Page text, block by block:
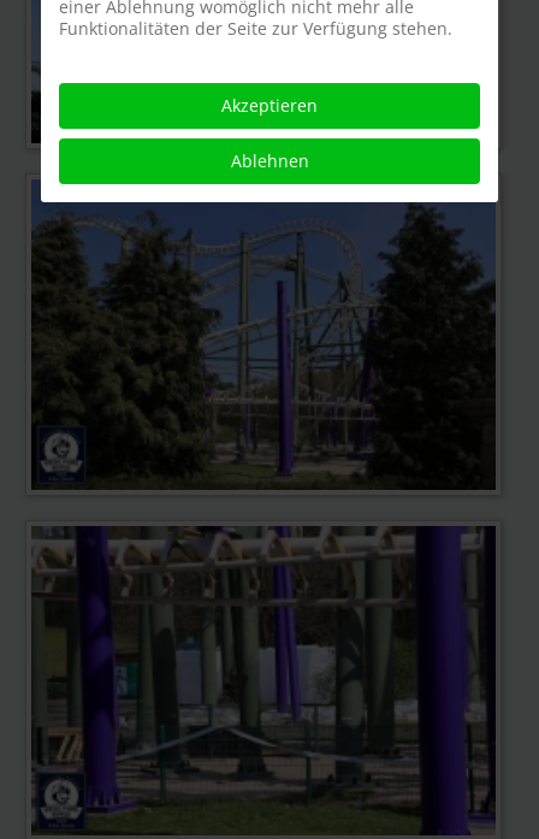
einer Ablehnung womöglich nicht mehr alle
Funktionalitäten der Seite zur Verfügung stehen.
Akzeptieren
Ablehnen